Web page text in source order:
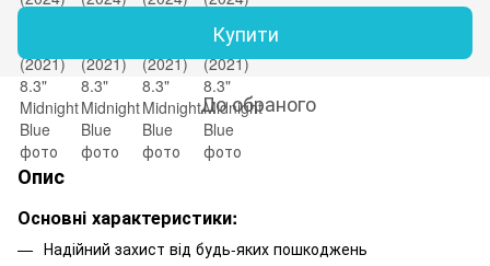
Купити
До обраного
Опис
Основні характеристики:
Надійний захист від будь-яких пошкоджень